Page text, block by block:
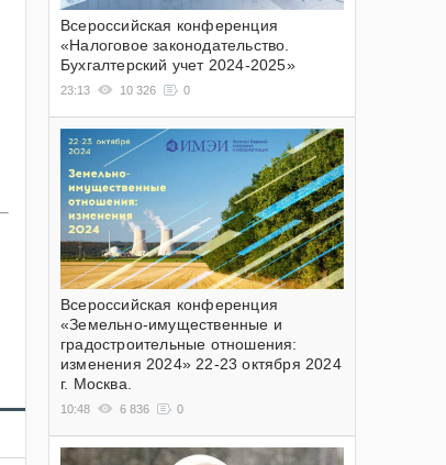
Всероссийская конференция
«Налоговое законодательство.
Бухгалтерский учет 2024-2025»
23:13 10 326 0
Всероссийская конференция
«Земельно-имущественные и
градостроительные отношения:
изменения 2024» 22-23 октября 2024
г. Москва.
10:48 6 836 0